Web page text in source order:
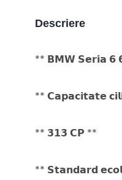
Descriere
** 𝗕𝗠𝗪 𝗦𝗲𝗿𝗶𝗮 𝟲
** 𝗖𝗮𝗽𝗮𝗰𝗶𝘁𝗮𝘁𝗲
** 𝟯𝟭𝟯 𝗖𝗣 **
** 𝗦𝘁𝗮𝗻𝗱𝗮𝗿𝗱